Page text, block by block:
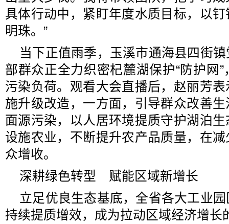
具体行动中，紧盯年度水质目标，以
明珠。”
当下正值雨季，玉溪市通海县四街
部群众正全力织密杞麓湖保护“防护网
污染负荷。观看大会直播后，赵丽芳
施升级改造，一方面，引导群众改善
面源污染，以人居环境提质守护湖泊
设施农业，不断提升农产品质量，在
众增收。
深耕绿色转型 赋能区域新增长
立足优良生态基底，全省各大工业
持续提质增效，成为拉动区域经济增长